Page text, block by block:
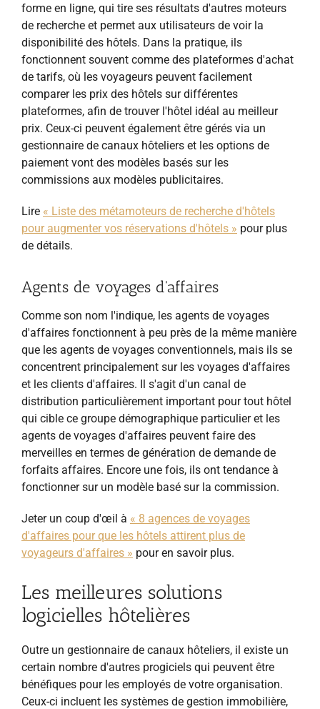
forme en ligne, qui tire ses résultats d'autres moteurs
de recherche et permet aux utilisateurs de voir la
disponibilité des hôtels. Dans la pratique, ils
fonctionnent souvent comme des plateformes d'achat
de tarifs, où les voyageurs peuvent facilement
comparer les prix des hôtels sur différentes
plateformes, afin de trouver l'hôtel idéal au meilleur
prix. Ceux-ci peuvent également être gérés via un
gestionnaire de canaux hôteliers et les options de
paiement vont des modèles basés sur les
commissions aux modèles publicitaires.
Lire « Liste des métamoteurs de recherche d'hôtels
pour augmenter vos réservations d'hôtels » pour plus
de détails.
Agents de voyages d'affaires
Comme son nom l'indique, les agents de voyages
d'affaires fonctionnent à peu près de la même manière
que les agents de voyages conventionnels, mais ils se
concentrent principalement sur les voyages d'affaires
et les clients d'affaires. Il s'agit d'un canal de
distribution particulièrement important pour tout hôtel
qui cible ce groupe démographique particulier et les
agents de voyages d'affaires peuvent faire des
merveilles en termes de génération de demande de
forfaits affaires. Encore une fois, ils ont tendance à
fonctionner sur un modèle basé sur la commission.
Jeter un coup d'œil à « 8 agences de voyages
d'affaires pour que les hôtels attirent plus de
voyageurs d'affaires » pour en savoir plus.
Les meilleures solutions
logicielles hôtelières
Outre un gestionnaire de canaux hôteliers, il existe un
certain nombre d'autres progiciels qui peuvent être
bénéfiques pour les employés de votre organisation.
Ceux-ci incluent les systèmes de gestion immobilière,